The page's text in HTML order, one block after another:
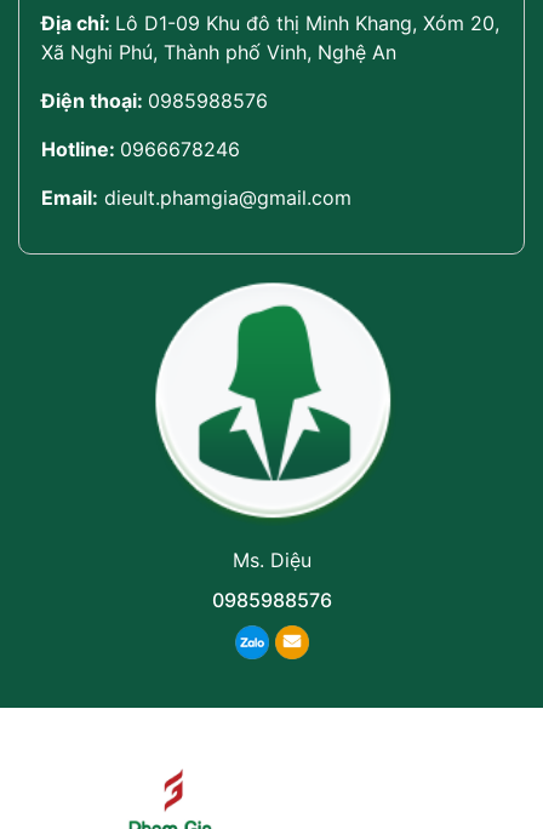
Địa chỉ: Lô D1-09 Khu đô thị Minh Khang, Xóm 20,
Xã Nghi Phú, Thành phố Vinh, Nghệ An
Điện thoại: 0985988576
Hotline: 0966678246
Email: dieult.phamgia@gmail.com
Ms. Diệu
0985988576